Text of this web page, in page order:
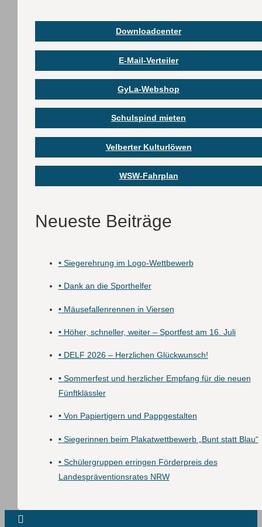
Downloadcenter
E-Mail-Verteiler
GyLa-Webshop
Schulspind mieten
Velberter Kulturlöwen
WSW-Fahrplan
Neueste Beiträge
•Siegerehrung im Logo-Wettbewerb
•Dank an die Sporthelfer
•Mäusefallenrennen in Viersen
•Höher, schneller, weiter – Sportfest am 16. Juli
•DELF 2026 – Herzlichen Glückwunsch!
•Sommerfest und herzlicher Empfang für die neuen
Fünftklässler
•Von Papiertigern und Pappgestalten
•Siegerinnen beim Plakatwettbewerb „Bunt statt Blau“
•Schülergruppen erringen Förderpreis des
Landespräventionsrates NRW